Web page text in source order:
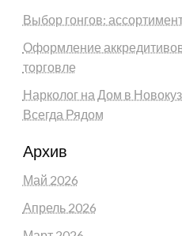
Выбор гонгов:
Оформление
торговле
Нарколог на Дом в
Всегда Рядом
Архив
Май 2026
Апрель 2026